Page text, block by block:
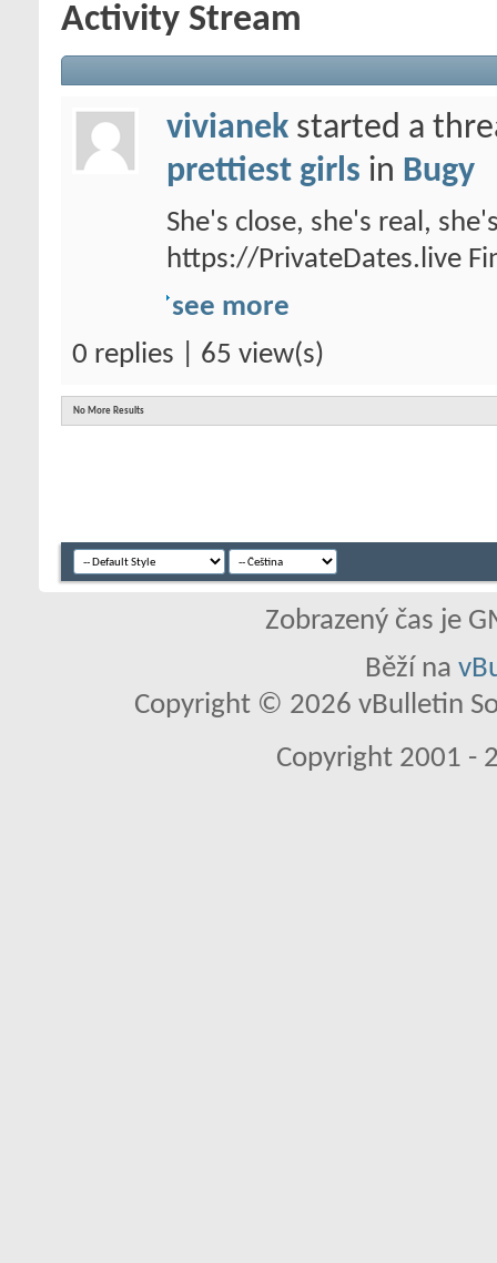
Activity Stream
vivianek started a
prettiest girls in Bugy
She's close, she's real,
https://PrivateDates.live
see more
0 replies | 65 view(s)
No More Results
Zobrazený čas je
Běží na
Copyright © 2026 vBulletin
Copyright 2001 -